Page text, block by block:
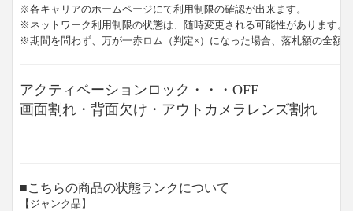
※各キャリアのホームページにて利用制限の確認が出来ます。
※ネットワーク利用制限の状態は、随時変更される可能性があります。
※期間を問わず、万が一赤ロム（判定×）になった場合、落札額の全額
アクティベーションロック・・・OFF
画面割れ・背面欠け・アウトカメラレンズ割れ
■こちらの商品の状態ランクについて
【ジャンク品】